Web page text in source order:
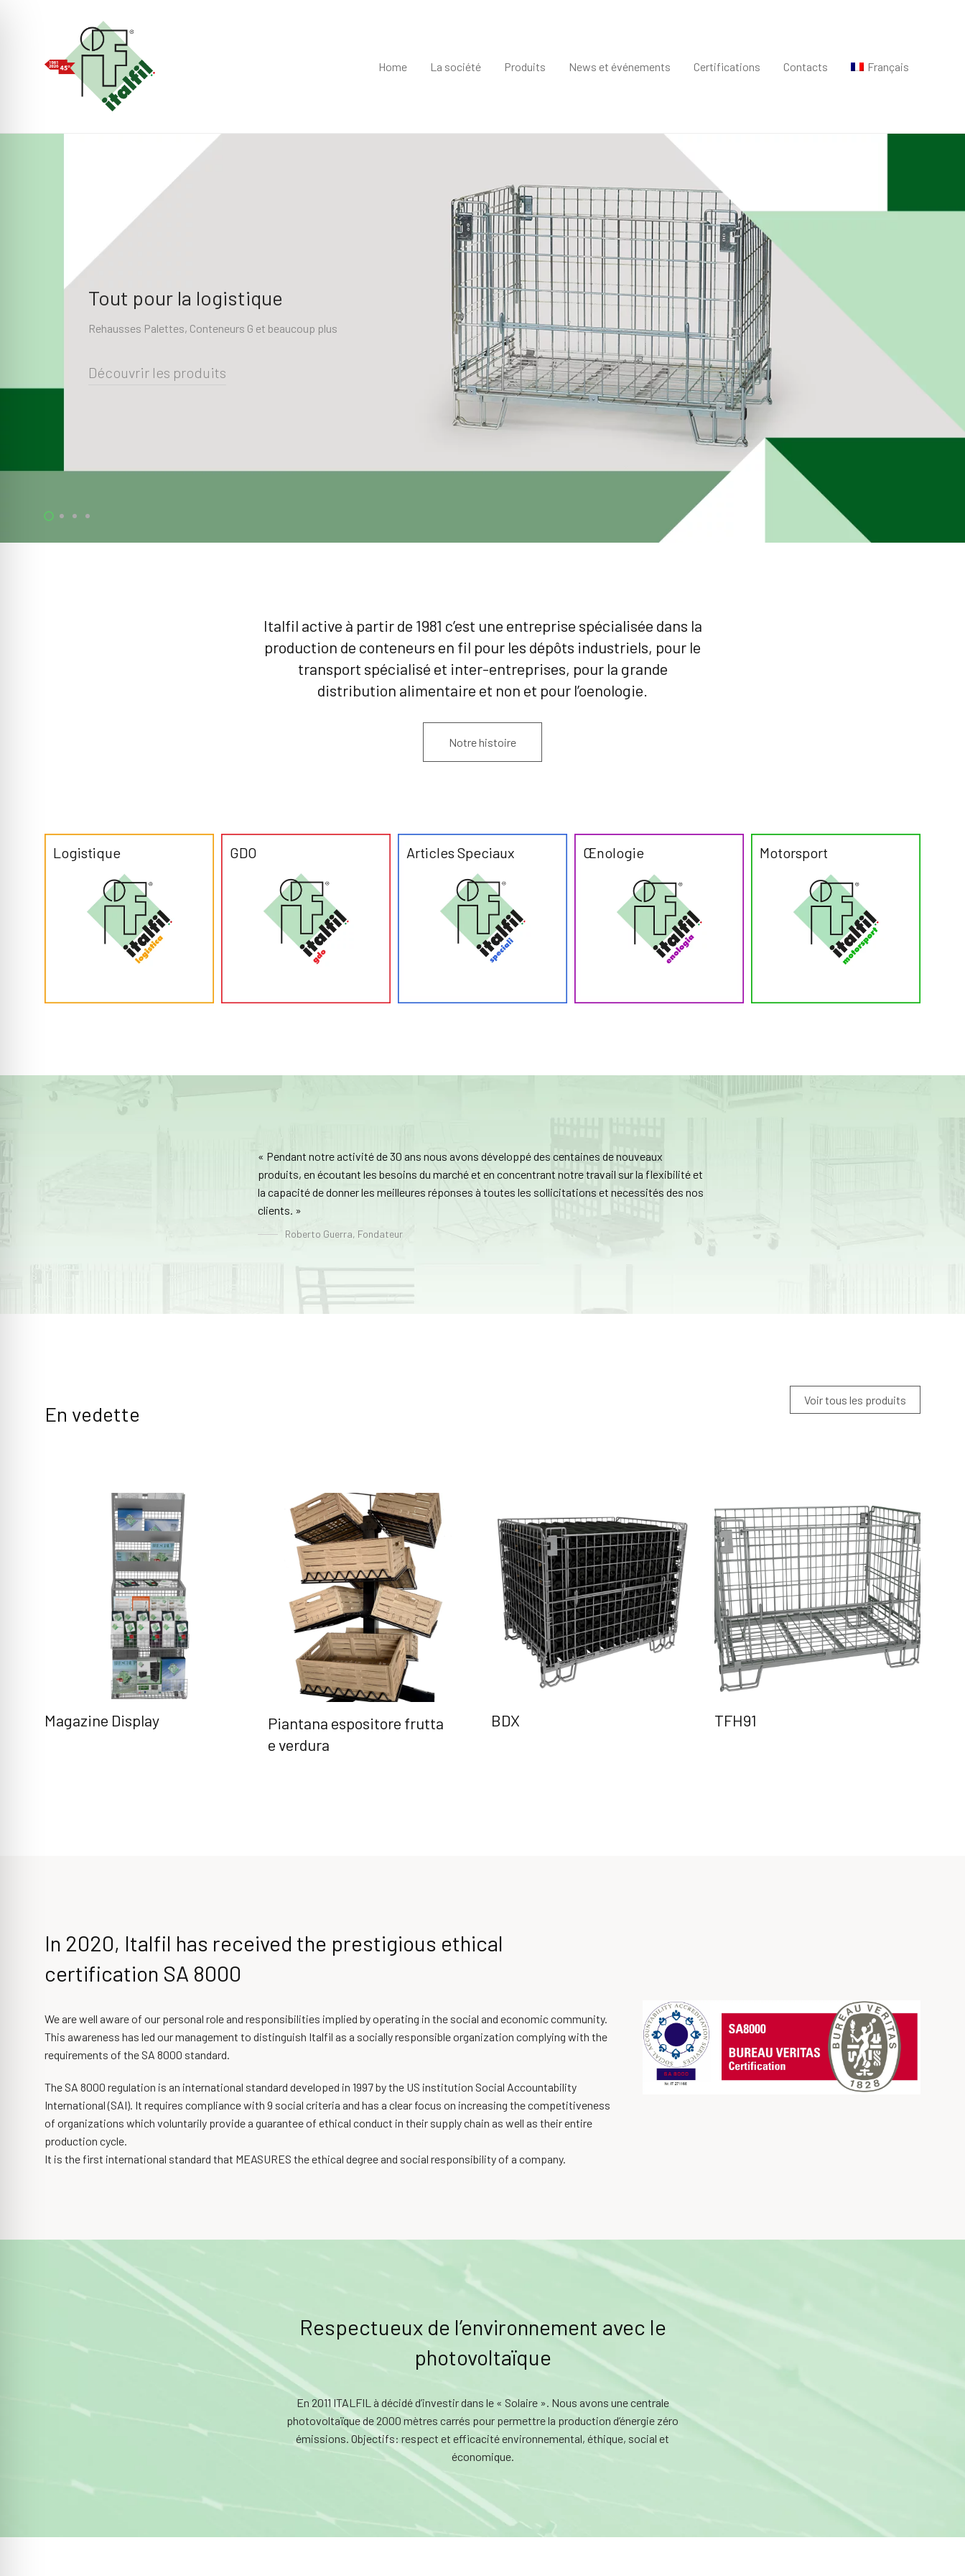
Home La société Produits News et événements Certifications Contacts Français
Tout pour la logistique
Rehausses Palettes, Conteneurs G et beaucoup plus
Découvrir les produits
Italfil active à partir de 1981 c’est une entreprise spécialisée dans la
production de conteneurs en fil pour les dépôts industriels, pour le
transport spécialisé et inter-entreprises, pour la grande
distribution alimentaire et non et pour l’oenologie.
Notre histoire
Logistique GDO Articles Speciaux Œnologie Motorsport
« Pendant notre activité de 30 ans nous avons développé des centaines de nouveaux
produits, en écoutant les besoins du marché et en concentrant notre travail sur la flexibilité et
la capacité de donner les meilleures réponses à toutes les sollicitations et necessités des nos
clients. »
Roberto Guerra, Fondateur
En vedette
Voir tous les produits
Magazine Display
Piantana espositore frutta
e verdura
BDX TFH91
In 2020, Italfil has received the prestigious ethical
certification SA 8000
We are well aware of our personal role and responsibilities implied by operating in the social and economic community.
This awareness has led our management to distinguish Italfil as a socially responsible organization complying with the
requirements of the SA 8000 standard.
The SA 8000 regulation is an international standard developed in 1997 by the US institution Social Accountability
International (SAI). It requires compliance with 9 social criteria and has a clear focus on increasing the competitiveness
of organizations which voluntarily provide a guarantee of ethical conduct in their supply chain as well as their entire
production cycle.
It is the first international standard that MEASURES the ethical degree and social responsibility of a company.
Respectueux de l’environnement avec le
photovoltaïque
En 2011 ITALFIL à décidé d’investir dans le « Solaire ». Nous avons une centrale
photovoltaïque de 2000 mètres carrés pour permettre la production d’énergie zéro
émissions. Objectifs: respect et efficacité environnemental, éthique, social et
économique.